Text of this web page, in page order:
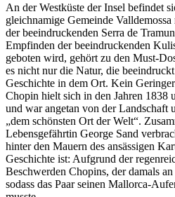
An der Westküste der Insel befindet
gleichnamige Gemeinde
der beeindruckenden Serra de
Empfinden der beeindruckenden
geboten wird, gehört zu den Must-
es nicht nur die Natur, die
Geschichte in dem Ort. Kein
Chopin hielt sich in den Jahren 1838
und war angetan von der Landschaft
„dem schönsten Ort der Welt“.
Lebensgefährtin George Sand
hinter den Mauern des ansässigen
Geschichte ist: Aufgrund der
Beschwerden Chopins, der damals
sodass das Paar seinen Mallorca-